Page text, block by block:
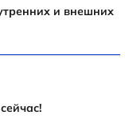
и внешних